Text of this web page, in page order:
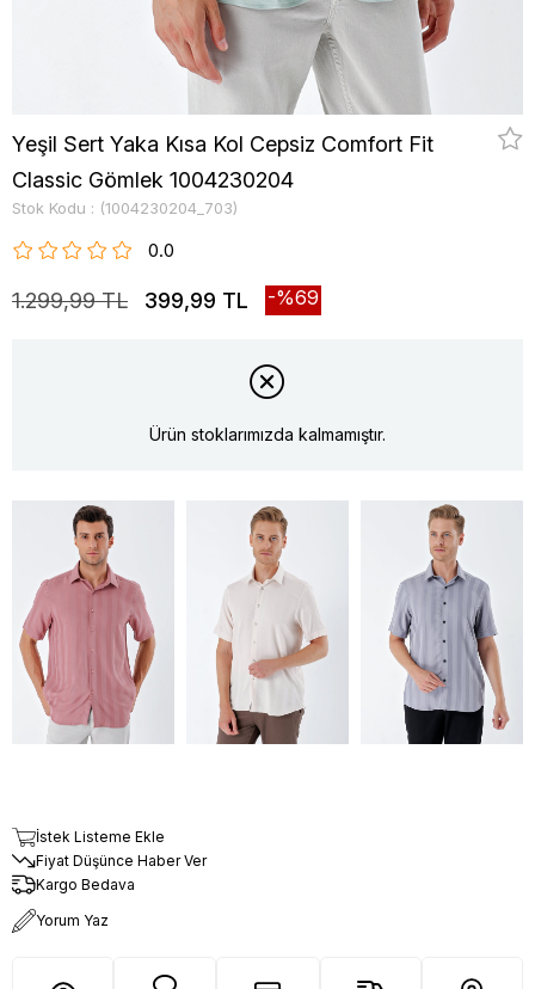
Yeşil Sert Yaka Kısa Kol Cepsiz Comfort Fit
Classic Gömlek 1004230204
Stok Kodu (1004230204_703)
0.0
1.299,99 TL 399,99 TL 69
Ürün stoklarımızda kalmamıştır.
İstek Listeme Ekle
Fiyat Düşünce Haber Ver
Kargo Bedava
Yorum Yaz